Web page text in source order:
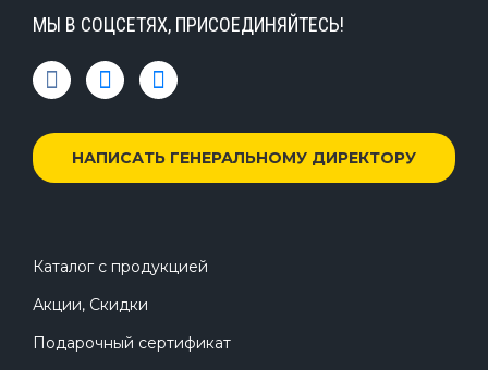
МЫ В СОЦСЕТЯХ, ПРИСОЕДИНЯЙТЕСЬ!
НАПИСАТЬ ГЕНЕРАЛЬНОМУ ДИРЕКТОРУ
Каталог с продукцией
Акции, Скидки
Подарочный сертификат